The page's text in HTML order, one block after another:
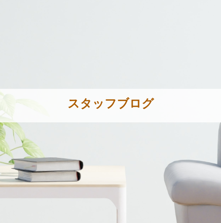
スタッフブログ